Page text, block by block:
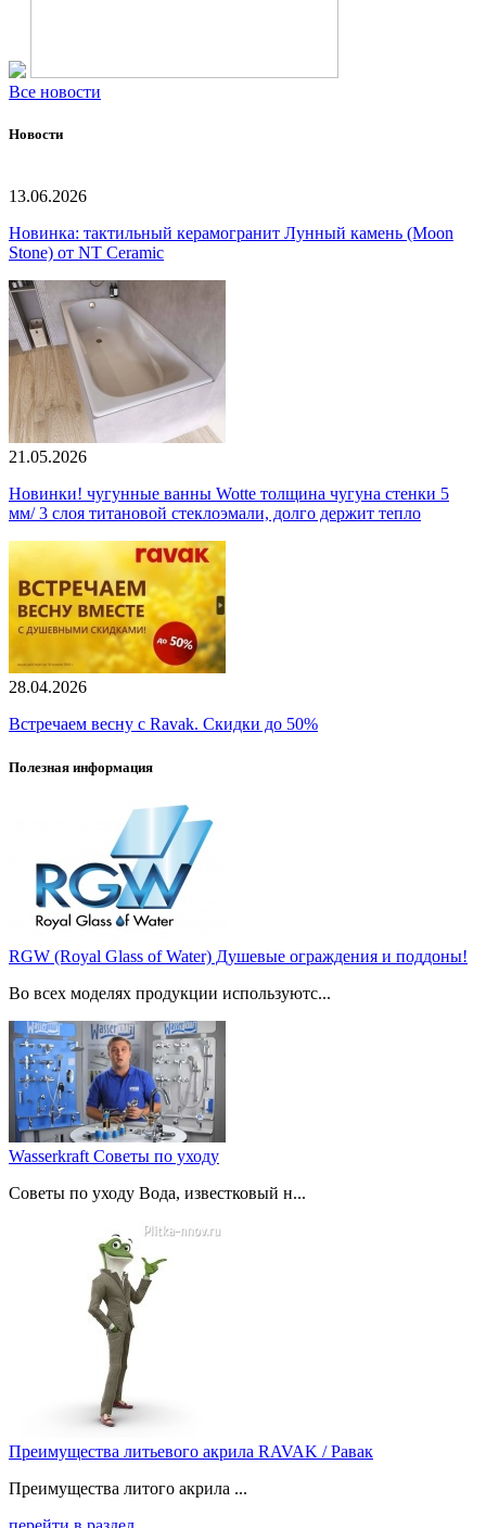
Все новости
Новости
13.06.2026
Новинка: тактильный керамогранит Лунный камень (Moon
Stone) от NT Ceramic
21.05.2026
Новинки! чугунные ванны Wotte толщина чугуна стенки 5
мм/ 3 слоя титановой стеклоэмали, долго держит тепло
28.04.2026
Встречаем весну с Ravak. Скидки до 50%
Полезная информация
RGW (Royal Glass of Water) Душевые ограждения и поддоны!
Во всех моделях продукции используютс...
Wasserkraft Советы по уходу
Советы по уходу Вода, известковый н...
Преимущества литьевого акрила RAVAK / Равак
Преимущества литого акрила ...